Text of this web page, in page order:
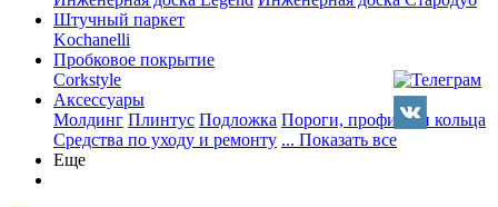
Штучный паркет
Kochanelli
Пробковое покрытие
Corkstyle
Аксессуары
Молдинг Плинтус Подложка Пороги, профили и кольца
Средства по уходу и ремонту ... Показать все
Еще